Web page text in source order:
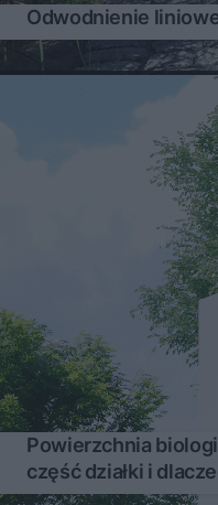
Odwodnienie
Powierzchnia
część działki i